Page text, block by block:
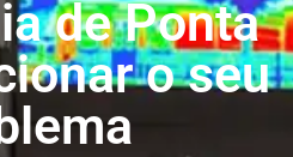
de Ponta
o seu